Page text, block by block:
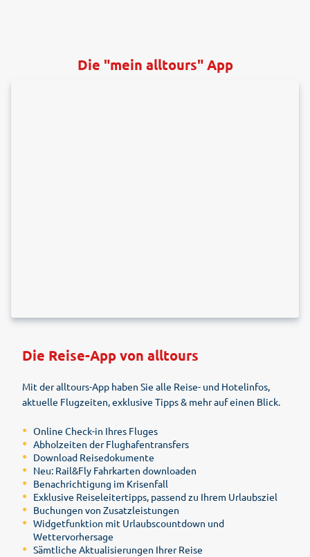
Die "mein alltours" App
Die Reise-App von alltours
Mit der alltours-App haben Sie alle Reise- und Hotelinfos,
aktuelle Flugzeiten, exklusive Tipps & mehr auf einen Blick.
Online Check-in Ihres Fluges
Abholzeiten der Flughafentransfers
Download Reisedokumente
Neu: Rail&Fly Fahrkarten downloaden
Benachrichtigung im Krisenfall
Exklusive Reiseleitertipps, passend zu Ihrem Urlaubsziel
Buchungen von Zusatzleistungen
Widgetfunktion mit Urlaubscountdown und
Wettervorhersage
Sämtliche Aktualisierungen Ihrer Reise